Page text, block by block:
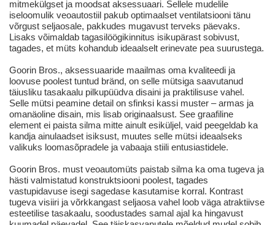
mitmekülgset ja moodsat aksessuaari. Sellele mudelile
iseloomulik veoautostiil pakub optimaalset ventilatsiooni tänu
võrgust seljaosale, pakkudes mugavust terveks päevaks.
Lisaks võimaldab tagasilöögikinnitus isikupärast sobivust,
tagades, et müts kohandub ideaalselt erinevate pea suurustega.
Goorin Bros., aksessuaaride maailmas oma kvaliteedi ja
loovuse poolest tuntud bränd, on selle mütsiga saavutanud
täiusliku tasakaalu pilkupüüdva disaini ja praktilisuse vahel.
Selle mütsi peamine detail on sfinksi kassi muster – armas ja
omanäoline disain, mis lisab originaalsust. See graafiline
element ei paista silma mitte ainult esiküljel, vaid peegeldab ka
kandja ainulaadset isiksust, muutes selle mütsi ideaalseks
valikuks loomasõpradele ja vabaaja stiili entusiastidele.
Goorin Bros. must veoautomüts paistab silma ka oma tugeva ja
hästi valmistatud konstruktsiooni poolest, tagades
vastupidavuse isegi sagedase kasutamise korral. Kontrast
tugeva visiiri ja võrkkangast seljaosa vahel loob väga atraktiivse
esteetilise tasakaalu, soodustades samal ajal ka hingavust